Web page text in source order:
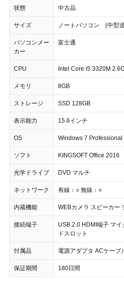
状態 中古品
サイズ ノートパソコン (中型
パソコンメー
カー
富士通
CPU Intel Core i5 3320M
メモリ 8GB
ストレージ SSD 128GB
表示能力 15.6インチ
OS Windows 7 Professional
ソフト KINGSOFT Office 2016
光学ドライブ DVD マルチ
ネットワーク 有線：○ 無線：○
内蔵機能 WEBカメラ スピーカー
接続端子
USB 2.0 HDMI端子 マ
ドスロット
付属品 電源アダプタ ACケーブ
保証期間 180日間